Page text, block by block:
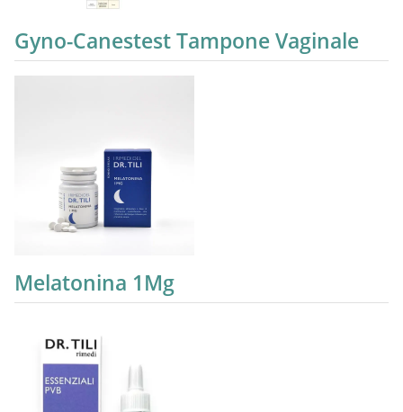
Gyno-Canestest Tampone Vaginale
Melatonina 1Mg